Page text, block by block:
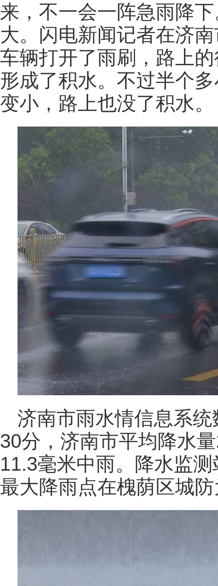
来，不一会一阵急雨降
大。闪电新闻记者在济
车辆打开了雨刷，路上
形成了积水。不过半个
变小，路上也没了积水。
济南市雨水情信息系
30分，济南市平均降水
11.3毫米中雨。降水监
最大降雨点在槐荫区城